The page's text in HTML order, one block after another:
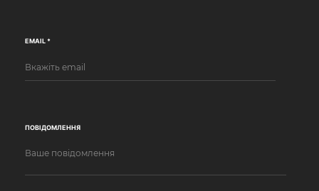
EMAIL *
ПОВІДОМЛЕННЯ